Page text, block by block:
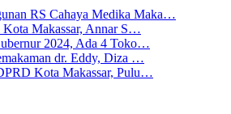
RS Cahaya Medika Maka…
Makassar, Annar S…
2024, Ada 4 Toko…
dr. Eddy, Diza …
Kota Makassar, Pulu…